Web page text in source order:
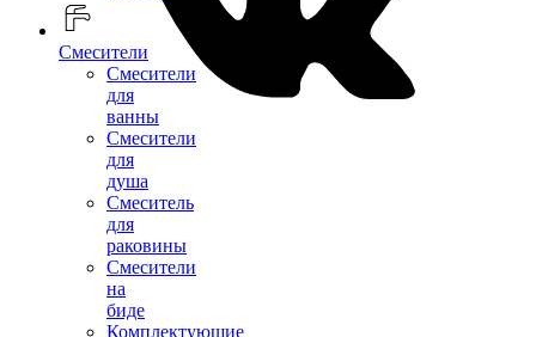
Смесители
Смесители
для
ванны
Смесители
для
душа
Смеситель
для
раковины
Смесители
на
биде
Комплектующие